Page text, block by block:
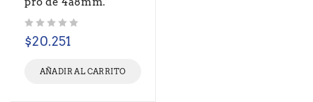
$20.251
AÑADIR AL CARRITO